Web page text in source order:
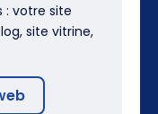
: votre site
site vitrine,